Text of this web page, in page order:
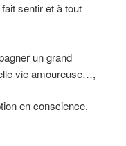
sentir et à tout
un grand
vie amoureuse…,
en conscience,